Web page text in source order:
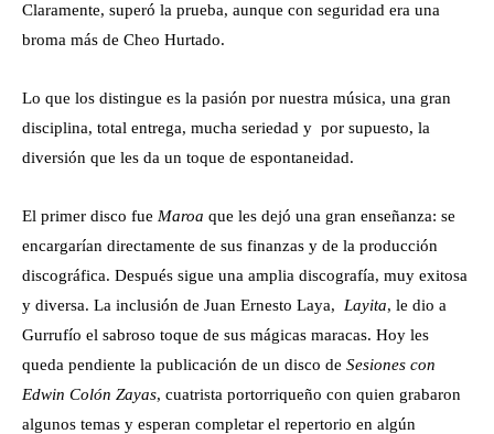
Claramente, superó la prueba, aunque con seguridad era una
broma más de Cheo Hurtado.
Lo que los distingue es la pasión por nuestra música, una gran
disciplina, total entrega, mucha seriedad y por supuesto, la
diversión que les da un toque de espontaneidad.
El primer disco fue Maroa que les dejó una gran enseñanza: se
encargarían directamente de sus finanzas y de la producción
discográfica. Después sigue una amplia discografía, muy exitosa
y diversa. La inclusión de Juan Ernesto Laya, Layita, le dio a
Gurrufío el sabroso toque de sus mágicas maracas. Hoy les
queda pendiente la publicación de un disco de Sesiones con
Edwin Colón Zayas, cuatrista portorriqueño con quien grabaron
algunos temas y esperan completar el repertorio en algún